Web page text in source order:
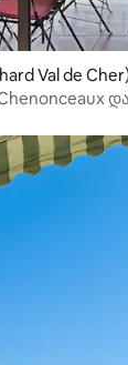
Val de